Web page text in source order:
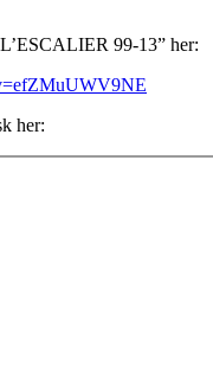
99-13” her:
her: